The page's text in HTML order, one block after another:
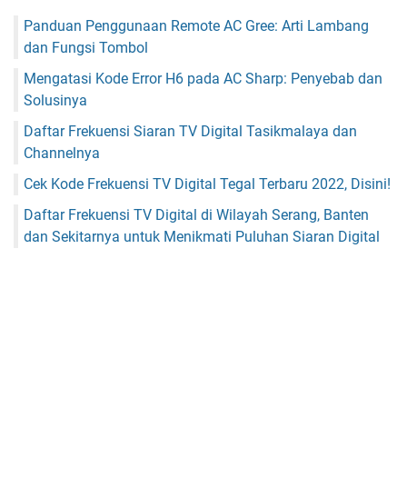
Panduan Penggunaan Remote AC Gree: Arti Lambang
dan Fungsi Tombol
Mengatasi Kode Error H6 pada AC Sharp: Penyebab dan
Solusinya
Daftar Frekuensi Siaran TV Digital Tasikmalaya dan
Channelnya
Cek Kode Frekuensi TV Digital Tegal Terbaru 2022, Disini!
Daftar Frekuensi TV Digital di Wilayah Serang, Banten
dan Sekitarnya untuk Menikmati Puluhan Siaran Digital